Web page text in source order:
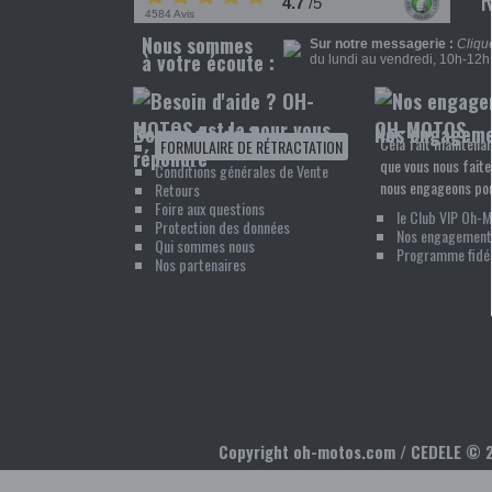
4584 Avis
Nous sommes
à votre écoute :
Sur notre messagerie :
du lundi au vendredi, 10h-12h
Besoin d'aide ?
FORMULAIRE DE RÉTRACTATION
Conditions générales de Vente
Retours
Foire aux questions
Protection des données
Qui sommes nous
Nos partenaires
Nos
Cela fait
que vous nous
nous engageons
le Club VIP Oh-
Nos engagements
Programme
Copyright oh-motos.com / CEDELE ©